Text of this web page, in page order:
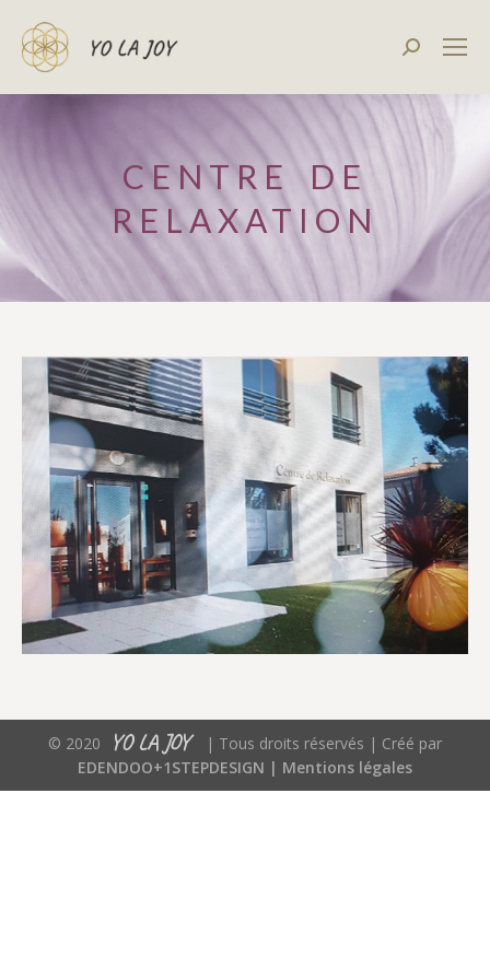
CENTRE DE
RELAXATION
© 2020 YO LA JOY
| Tous droits réservés | Créé par
EDENDOO+1STEPDESIGN | Mentions légales